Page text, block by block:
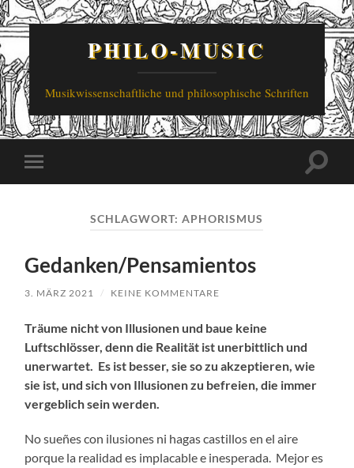
PHILO-MUSIC
Musikwissenschaftliche und philosophische Schriften
Mobile-
Menü
SCHLAGWORT:APHORISMUS
Gedanken/Pensamientos
3. MÄRZ 2021 / KEINE KOMMENTARE
Träume nicht von Illusionen und baue keine
Luftschlösser, denn die Realität ist unerbittlich und
unerwartet. Es ist besser, sie so zu akzeptieren, wie
sie ist, und sich von Illusionen zu befreien, die immer
vergeblich sein werden.
No sueñes con ilusiones ni hagas castillos en el aire
porque la realidad es implacable e inesperada. Mejor es